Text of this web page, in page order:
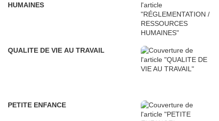
HUMAINES
QUALITE DE VIE AU TRAVAIL
PETITE ENFANCE